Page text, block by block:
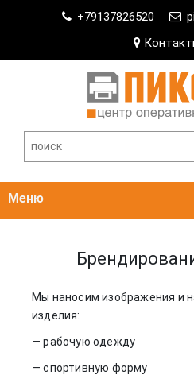
+79137826520
Меню
Мы наносим изображения и
изделия:
— рабочую одежду
— спортивную форму